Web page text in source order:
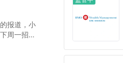
越大，中
报道，小
周一招